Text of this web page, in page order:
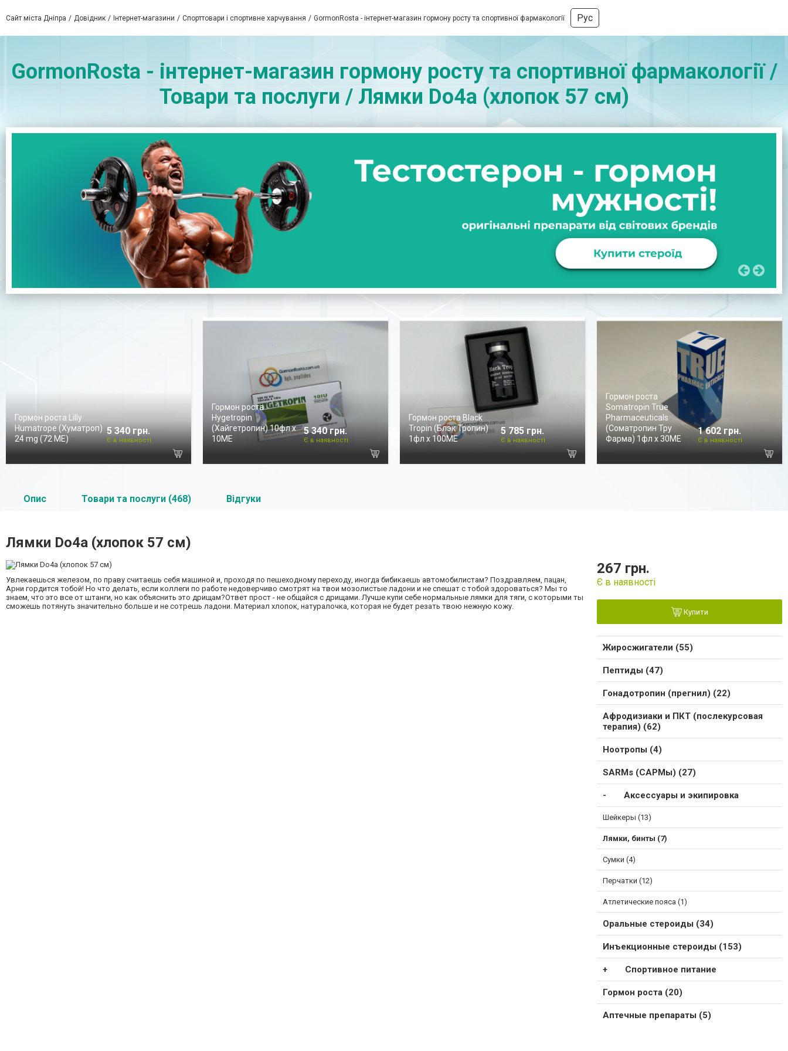
Сайт міста Дніпра Довідник Інтернет-магазини Спорттовари і спортивне харчування GormonRosta - інтернет-магазин гормону росту та спортивної фармакології Рус
GormonRosta - інтернет-магазин гормону росту та спортивної фармакології /
Товари та послуги / Лямки Do4a (хлопок 57 см)
Гормон роста Lilly
Humatrope (Хуматроп)
24 mg (72 МЕ)
5 340 грн.
Є в наявності
Гормон роста
Hygetropin
(Хайгетропин) 10фл х
10ME
5 340 грн.
Є в наявності
Гормон роста Black
Tropin (Блэк Тропин)
1фл х 100ME
5 785 грн.
Є в наявності
Гормон роста
Somatropin True
Pharmaceuticals
(Соматропин Тру
Фарма) 1фл х 30МЕ
1 602 грн.
Є в наявності
Опис Товари та послуги (468) Відгуки
Лямки Do4a (хлопок 57 см)
Увлекаешься железом, по праву считаешь себя машиной и, проходя по пешеходному переходу, иногда бибикаешь автомобилистам? Поздравляем, пацан,
Арни гордится тобой! Но что делать, если коллеги по работе недоверчиво смотрят на твои мозолистые ладони и не спешат с тобой здороваться? Мы то
знаем, что это все от штанги, но как объяснить это дрищам?Ответ прост - не общайся с дрищами. Лучше купи себе нормальные лямки для тяги, с которыми ты
сможешь потянуть значительно больше и не сотрешь ладони. Материал хлопок, натуралочка, которая не будет резать твою нежную кожу.
267 грн.
Є в наявності
Купити
Жиросжигатели (55)
Пептиды (47)
Гонадотропин (прегнил) (22)
Афродизиаки и ПКТ (послекурсовая
терапия) (62)
Ноотропы (4)
SARMs (САРМы) (27)
Аксессуары и экипировка
Шейкеры (13)
Лямки, бинты (7)
Сумки (4)
Перчатки (12)
Атлетические пояса (1)
Оральные стероиды (34)
Инъекционные стероиды (153)
Спортивное питание
Гормон роста (20)
Аптечные препараты (5)